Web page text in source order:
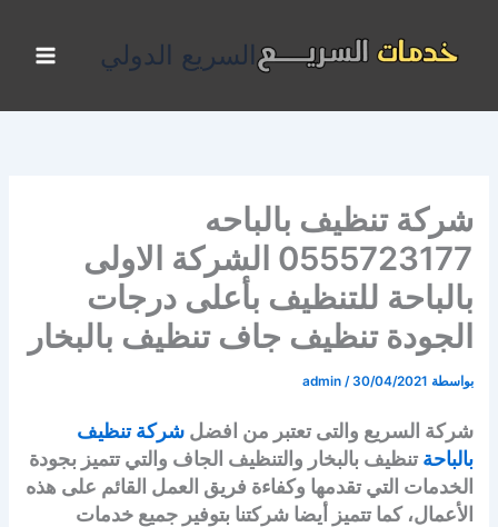
المحتوى
السريع الدولي
شركة تنظيف بالباحه
0555723177 الشركة الاولى
بالباحة للتنظيف بأعلى درجات
الجودة تنظيف جاف تنظيف بالبخار
بواسطة admin /30/04/2021
شركة السريع والتى تعتبر من افضلشركة تنظيف
بالباحة تنظيف بالبخار والتنظيف الجاف والتي تتميز بجودة
الخدمات التي تقدمها وكفاءة فريق العمل القائم على هذه
الأعمال، كما تتميز أيضا شركتنا بتوفير جميع خدمات